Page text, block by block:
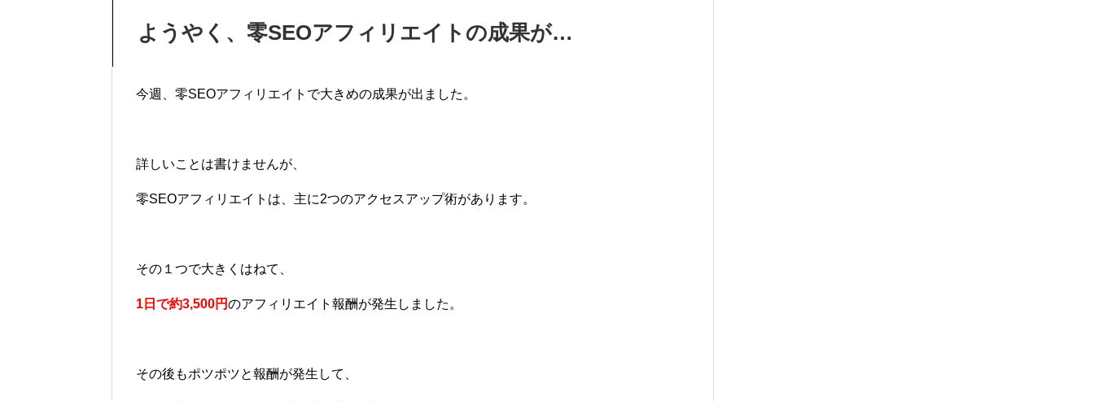
ようやく、零SEOアフィリエイトの成果が…
今週、零SEOアフィリエイトで大きめの成果が出ました。
詳しいことは書けませんが、
零SEOアフィリエイトは、主に2つのアクセスアップ術があります。
その１つで大きくはねて、
1日で約3,500円のアフィリエイト報酬が発生しました。
その後もポツポツと報酬が発生して、